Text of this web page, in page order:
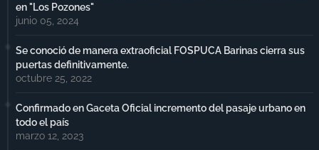
en "Los Pozones"
junio 05, 2024
Se conoció de manera extraoficial FOSPUCA Barinas cierra sus
puertas definitivamente.
octubre 25, 2022
Confirmado en Gaceta Oficial incremento del pasaje urbano en
todo el país
marzo 12, 2023